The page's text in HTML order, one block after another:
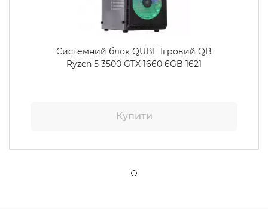
Системний блок QUBE Ігровий QB
Ryzen 5 3500 GTX 1660 6GB 1621
Купити